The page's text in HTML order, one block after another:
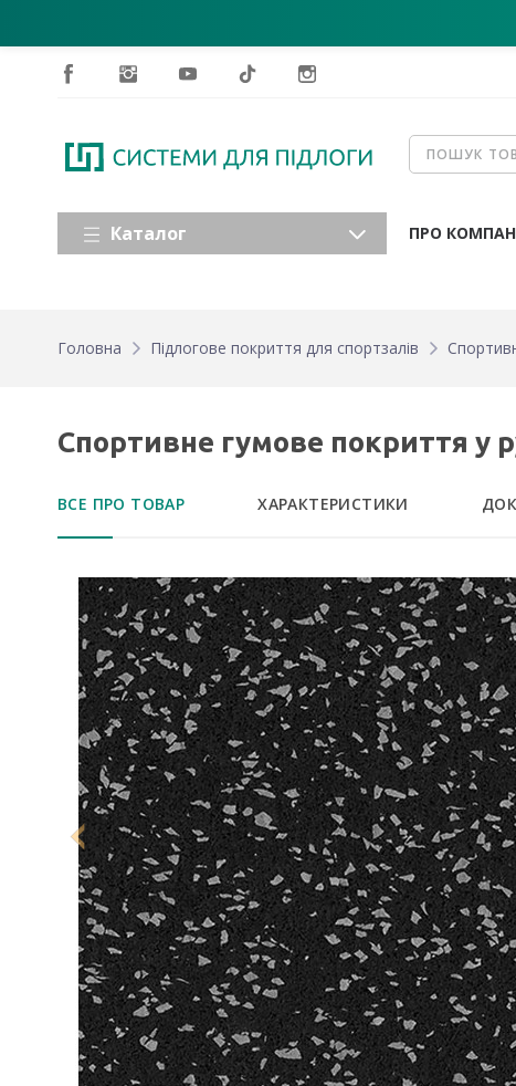
Каталог ПРО
Головна Підлогове покриття для спортзалів
Спортивне гумове покриття у
ВСЕ ПРО ТОВАР ХАРАКТЕРИСТИКИ